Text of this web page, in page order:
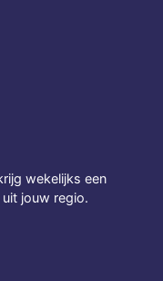
wekelijks een
jouw regio.